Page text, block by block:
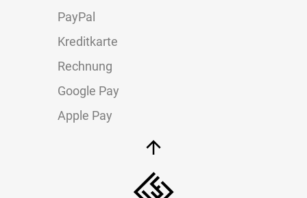
PayPal
Kreditkarte
Rechnung
Google Pay
Apple Pay